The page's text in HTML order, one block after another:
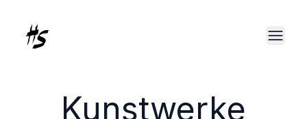
Kunstwerke